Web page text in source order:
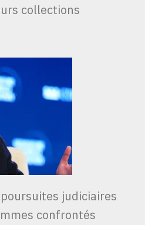
collections
judiciaires
confrontés